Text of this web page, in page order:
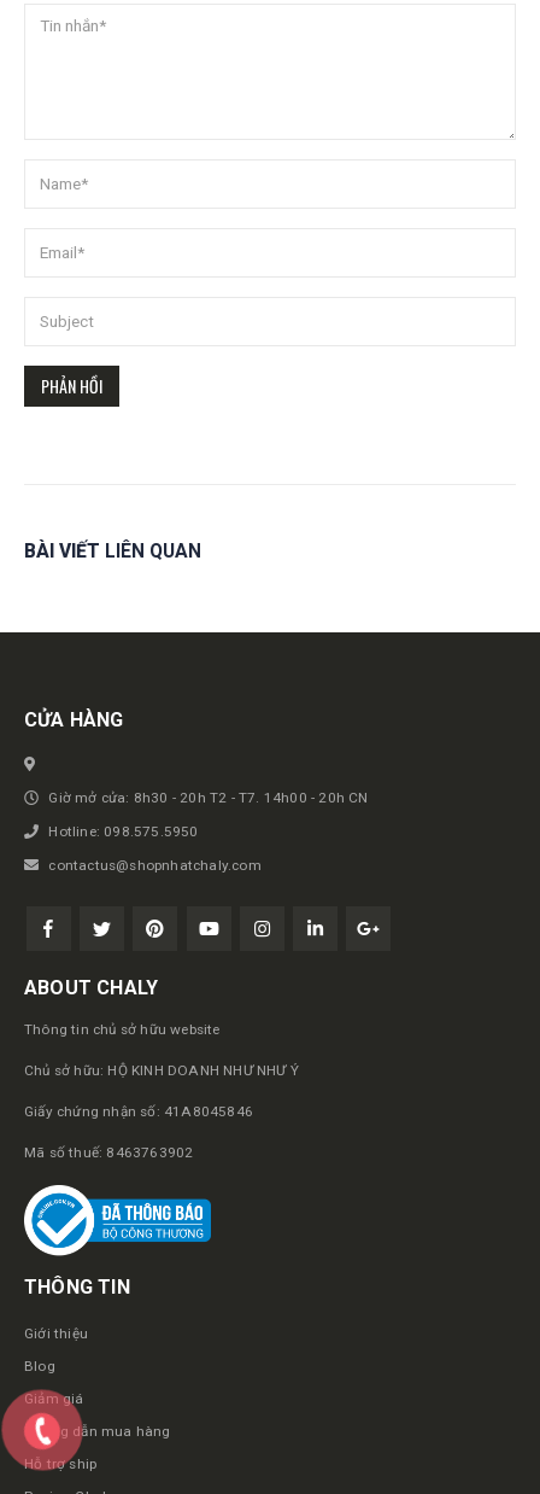
BÀI VIẾT LIÊN QUAN
Get in touch
CỬA HÀNG
Giờ mở cửa: 8h30 - 20h T2 - T7. 14h00 - 20h CN
Hotline: 098.575.5950
contactus@shopnhatchaly.com
ABOUT CHALY
Thông tin chủ sở hữu website
Chủ sở hữu: HỘ KINH DOANH NHƯ NHƯ Ý
Giấy chứng nhận số: 41A8045846
Mã số thuế: 8463763902
THÔNG TIN
Giới thiệu
Blog
Giảm giá
Hướng dẫn mua hàng
Hỗ trợ ship